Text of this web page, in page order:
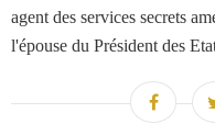
agent des services secrets
l'épouse du Président des